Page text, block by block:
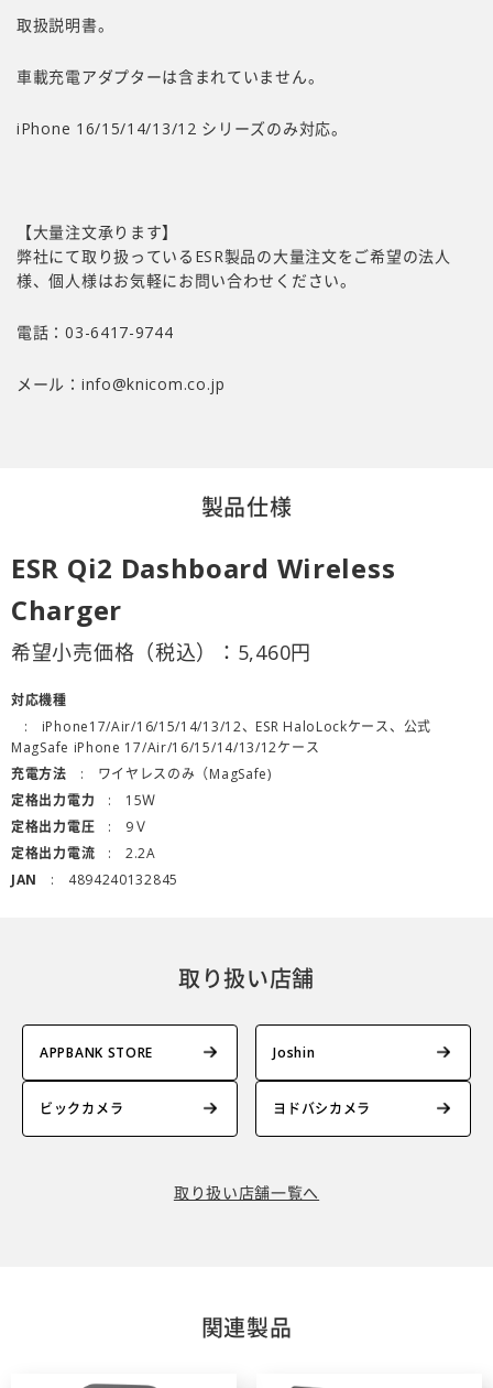
取扱説明書。
車載充電アダプターは含まれていません。
iPhone 16/15/14/13/12 シリーズのみ対応。
【大量注文承ります】
弊社にて取り扱っているESR製品の大量注文をご希望の法人
様、個人様はお気軽にお問い合わせください。
電話：03-6417-9744
メール： info@knicom.co.jp
製品仕様
ESR Qi2 Dashboard Wireless
Charger
希望小売価格（税込）： 5,460円
対応機種
iPhone17/Air/16/15/14/13/12、ESR HaloLockケース、公式
MagSafe iPhone 17/Air/16/15/14/13/12ケース
充電方法
ワイヤレスのみ（MagSafe)
定格出力電力
15Ｗ
定格出力電圧
9Ｖ
定格出力電流
2.2A
JAN
4894240132845
取り扱い店舗
APPBANK STORE Joshin
ビックカメラ ヨドバシカメラ
取り扱い店舗一覧へ
関連製品